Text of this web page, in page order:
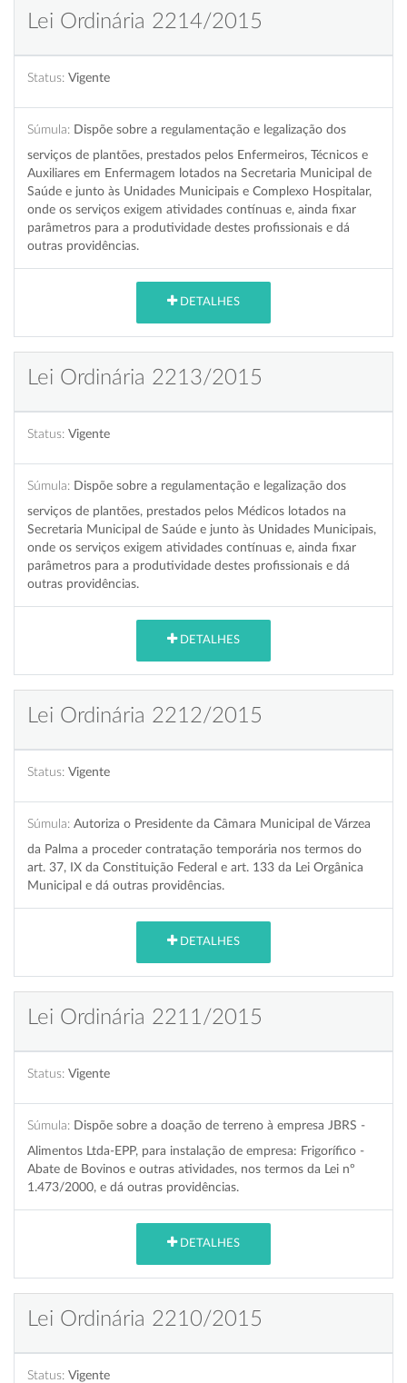
Lei Ordinária 2214/2015
Status: Vigente
Súmula: Dispõe sobre a regulamentação e legalização dos
serviços de plantões, prestados pelos Enfermeiros, Técnicos e
Auxiliares em Enfermagem lotados na Secretaria Municipal de
Saúde e junto às Unidades Municipais e Complexo Hospitalar,
onde os serviços exigem atividades contínuas e, ainda fixar
parâmetros para a produtividade destes profissionais e dá
outras providências.
DETALHES
Lei Ordinária 2213/2015
Status: Vigente
Súmula: Dispõe sobre a regulamentação e legalização dos
serviços de plantões, prestados pelos Médicos lotados na
Secretaria Municipal de Saúde e junto às Unidades Municipais,
onde os serviços exigem atividades contínuas e, ainda fixar
parâmetros para a produtividade destes profissionais e dá
outras providências.
DETALHES
Lei Ordinária 2212/2015
Status: Vigente
Súmula: Autoriza o Presidente da Câmara Municipal de Várzea
da Palma a proceder contratação temporária nos termos do
art. 37, IX da Constituição Federal e art. 133 da Lei Orgânica
Municipal e dá outras providências.
DETALHES
Lei Ordinária 2211/2015
Status: Vigente
Súmula: Dispõe sobre a doação de terreno à empresa JBRS -
Alimentos Ltda-EPP, para instalação de empresa: Frigorífico -
Abate de Bovinos e outras atividades, nos termos da Lei nº
1.473/2000, e dá outras providências.
DETALHES
Lei Ordinária 2210/2015
Status: Vigente